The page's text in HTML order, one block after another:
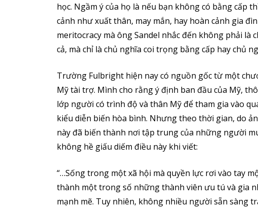
học. Ngầm ý của họ là nếu bạn không có bằng cấp
cảnh như xuất thân, may mắn, hay hoàn cảnh gia
meritocracy mà ông Sandel nhắc đến không phải
cả, mà chỉ là chủ nghĩa coi trọng bằng cấp hay chủ
Trường Fulbright hiện nay có nguồn gốc từ một
Mỹ tài trợ. Mình cho rằng ý định ban đầu của Mỹ,
lớp người có trình độ và thân Mỹ để tham gia vào
kiểu diễn biến hòa bình. Nhưng theo thời gian, do
này đã biến thành nơi tập trung của những người
không hề giấu diếm điều này khi viết:
“…Sống trong một xã hội mà quyền lực rơi vào tay
thành một trong số những thành viên ưu tú và gia
mạnh mẽ. Tuy nhiên, không nhiều người sẵn sàng